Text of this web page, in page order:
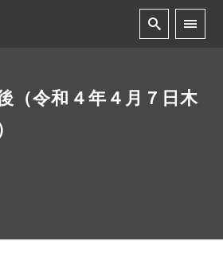
（令和４年４月７日木